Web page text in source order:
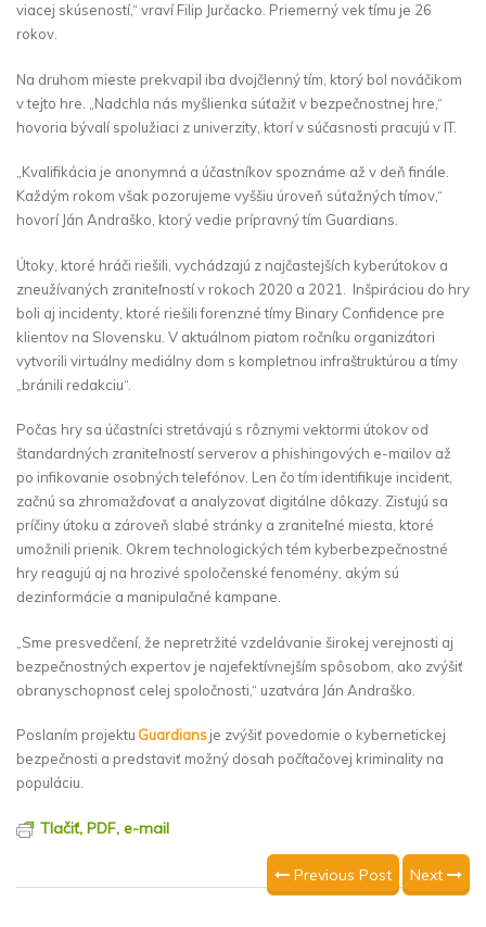
viacej skúseností,“ vraví Filip Jurčacko. Priemerný vek tímu je 26
rokov.
Na druhom mieste prekvapil iba dvojčlenný tím, ktorý bol nováčikom
v tejto hre. „Nadchla nás myšlienka súťažiť v bezpečnostnej hre,“
hovoria bývalí spolužiaci z univerzity, ktorí v súčasnosti pracujú v IT.
„Kvalifikácia je anonymná a účastníkov spoznáme až v deň finále.
Každým rokom však pozorujeme vyššiu úroveň súťažných tímov,“
hovorí Ján Andraško, ktorý vedie prípravný tím Guardians.
Útoky, ktoré hráči riešili, vychádzajú z najčastejších kyberútokov a
zneužívaných zraniteľností v rokoch 2020 a 2021. Inšpiráciou do hry
boli aj incidenty, ktoré riešili forenzné tímy Binary Confidence pre
klientov na Slovensku. V aktuálnom piatom ročníku organizátori
vytvorili virtuálny mediálny dom s kompletnou infraštruktúrou a tímy
„bránili redakciu“.
Počas hry sa účastníci stretávajú s rôznymi vektormi útokov od
štandardných zraniteľností serverov a phishingových e-mailov až
po infikovanie osobných telefónov. Len čo tím identifikuje incident,
začnú sa zhromažďovať a analyzovať digitálne dôkazy. Zisťujú sa
príčiny útoku a zároveň slabé stránky a zraniteľné miesta, ktoré
umožnili prienik. Okrem technologických tém kyberbezpečnostné
hry reagujú aj na hrozivé spoločenské fenomény, akým sú
dezinformácie a manipulačné kampane.
„Sme presvedčení, že nepretržité vzdelávanie širokej verejnosti aj
bezpečnostných expertov je najefektívnejším spôsobom, ako zvýšiť
obranyschopnosť celej spoločnosti,“ uzatvára Ján Andraško.
Poslaním projektuGuardiansje zvýšiť povedomie o kybernetickej
bezpečnosti a predstaviť možný dosah počítačovej kriminality na
populáciu.
Tlačiť, PDF, e-mail
Previous Post Next